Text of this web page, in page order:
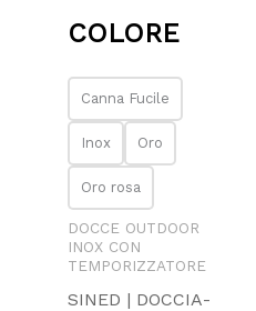
COLORE
Canna Fucile
Inox Oro
Oro rosa
DOCCE OUTDOOR
INOX CON
TEMPORIZZATORE
SINED | DOCCIA-